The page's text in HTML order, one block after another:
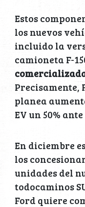
Estos
los nuevos
incluido la
camioneta F-
Precisamente,
planea
EV un 50%
En diciembre
los
unidades del
todocaminos
Ford quiere